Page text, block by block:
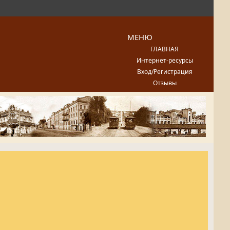
МЕНЮ
ГЛАВНАЯ
Интернет-ресурсы
Вход/Регистрация
Отзывы